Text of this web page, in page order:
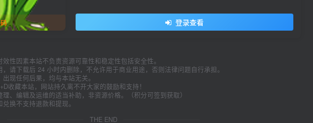
登录查看
性因素本站不负责资源可靠性和稳定性包括安全性。
请下载后 24 小时内删除，不允许用于商业用途，否则法律问题自行承担。
现任何后果，均与本站无关。
收藏本站，网站持久离不开大家的鼓励和支持！
、编辑及运维的适当补助，非资源价格。（积分可签到获取）
换不支持退款和提现。
THE END